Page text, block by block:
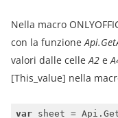
Nella macro
con la funzione
valori dalle celle A2 e
[This_value] nella
var